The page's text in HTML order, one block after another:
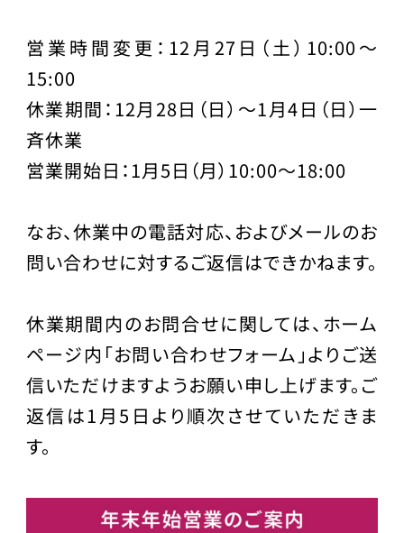
営業時間変更：12月27日（土）10:00～
15:00
休業期間：12月28日（日）～1月4日（日）一
斉休業
営業開始日：1月5日（月）10:00〜18:00
なお、休業中の電話対応、およびメールのお
問い合わせに対するご返信はできかねます。
休業期間内のお問合せに関しては、ホーム
ページ内「お問い合わせフォーム」よりご送
信いただけますようお願い申し上げます。ご
返信は1月5日より順次させていただきま
す。